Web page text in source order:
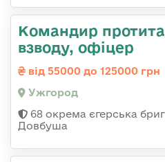
Командир
взводу, офіцер
від 55000 до 125000 грн
Ужгород
68 окрема єгерська
Довбуша